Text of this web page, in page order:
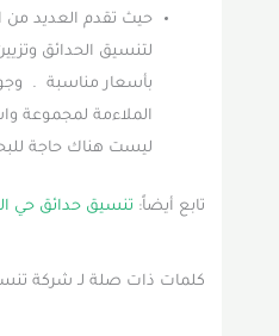
حيث تقدم العديد من
لتنسيق الحدائق
بأسعار مناسبة .
الملاءمة لمجموعة
ليست هناك حاجة
تابع أيضاً: تنسيق حدائق حي
كلمات ذات صلة لـ شركة